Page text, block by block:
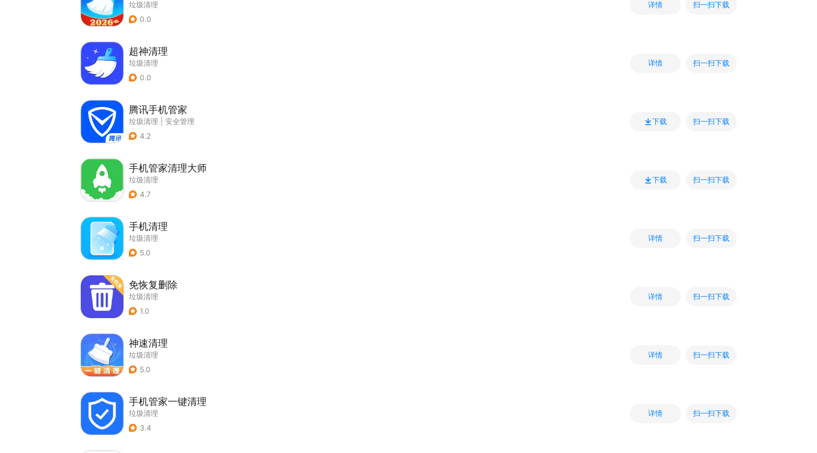
垃圾清理
0.0
详情 扫一扫下载
超神清理
垃圾清理
0.0
详情 扫一扫下载
腾讯手机管家
垃圾清理
安全管理
4.2
下载 扫一扫下载
手机管家清理大师
垃圾清理
4.7
下载 扫一扫下载
手机清理
垃圾清理
5.0
详情 扫一扫下载
免恢复删除
垃圾清理
1.0
详情 扫一扫下载
神速清理
垃圾清理
5.0
详情 扫一扫下载
手机管家一键清理
垃圾清理
3.4
详情 扫一扫下载